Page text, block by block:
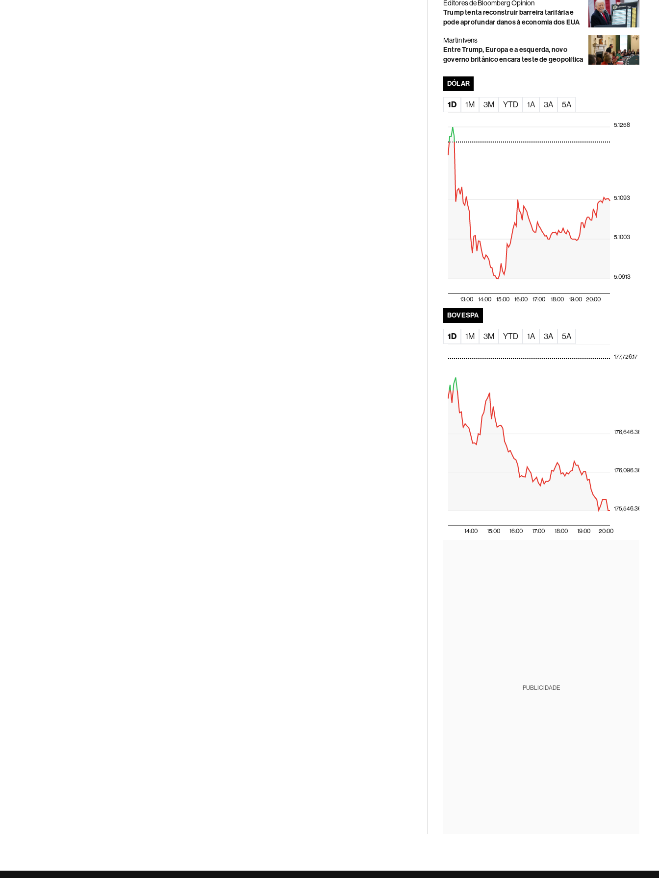
Negociações na B3 atrasam após paralisação
generalizada por problemas técnicos
Dólar em queda impulsiona moedas da América Latina;
peso colombiano lidera valorização
A exportação de tecnologia da Fila do Brasil
Ações globais avançam com rali de fabricantes de chips
e impulso da Amazon
Santander propõe comprar fatia restante do Santander
identifica os países mais expostos
Ibovespa sobe em linha com exterior após queda da
véspera; dólar recua a R$ 5,07
O avanço da Intralog para além da JSL
Futuros dos EUA operam em alta após Microsoft
reforçar tese de retorno da IA
Ibovespa fecha em queda com pressão de Santander
Brasil e volatilidade após Fed
expectativas e com foco no Fed
O investimento da VTEX no B2B
Editores de Bloomberg Opinion
Trump tenta reconstruir barreira tarifária e
pode aprofundar danos à economia dos EUA
Martin Ivens
Entre Trump, Europa e a esquerda, novo
governo britânico encara teste de geopolítica
DÓLAR
1D 1M 3M YTD 1A 3A 5A
13:00 14:00 15:00 16:00 17:00 18:00 19:00 20:00
5.0913
5.1003
5.1093
5.1258
BOVESPA
1D 1M 3M YTD 1A 3A 5A
14:00 15:00 16:00 17:00 18:00 19:00 20:00
175,546.36
176,096.36
176,646.36
177,726.17
PUBLICIDADE